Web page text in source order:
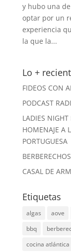
y hubo una
optar por un
experiencia
la que la...
Lo +
FIDEOS CON
PODCAST
LADIES NIGHT
HOMENAJE A
PORTUGUESA
CASAL DE
Etiquetas
algas aove
bbq
cocina atlántica